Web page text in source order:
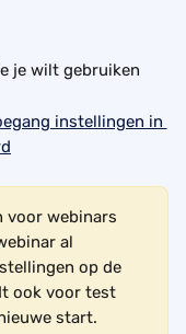
je wilt gebruiken
voor webinars
al
op de
ook voor test
start.